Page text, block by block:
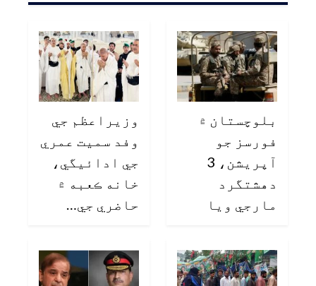
بلوچستان ۾
فورسز جو
آپريشن، 3
دهشتگرد
مارجي ويا
وزيراعظم جي
وفد سميت عمري
جي ادائيگي،
خانه ڪعبه ۾
حاضري جي…